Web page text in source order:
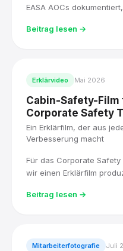
EASA AOCs
Wasserfontäne, und den
Beitrag lesen →
Erklärvideo Mai 2026
Cabin-Safety-Film
Corporate Safety
Ein Erklärfilm, der aus
Verbesserung macht
Für das Corporate
wir einen Erklärfilm
passiert, und motiviert
Beitrag lesen →
Mitarbeiterfotografie Juli